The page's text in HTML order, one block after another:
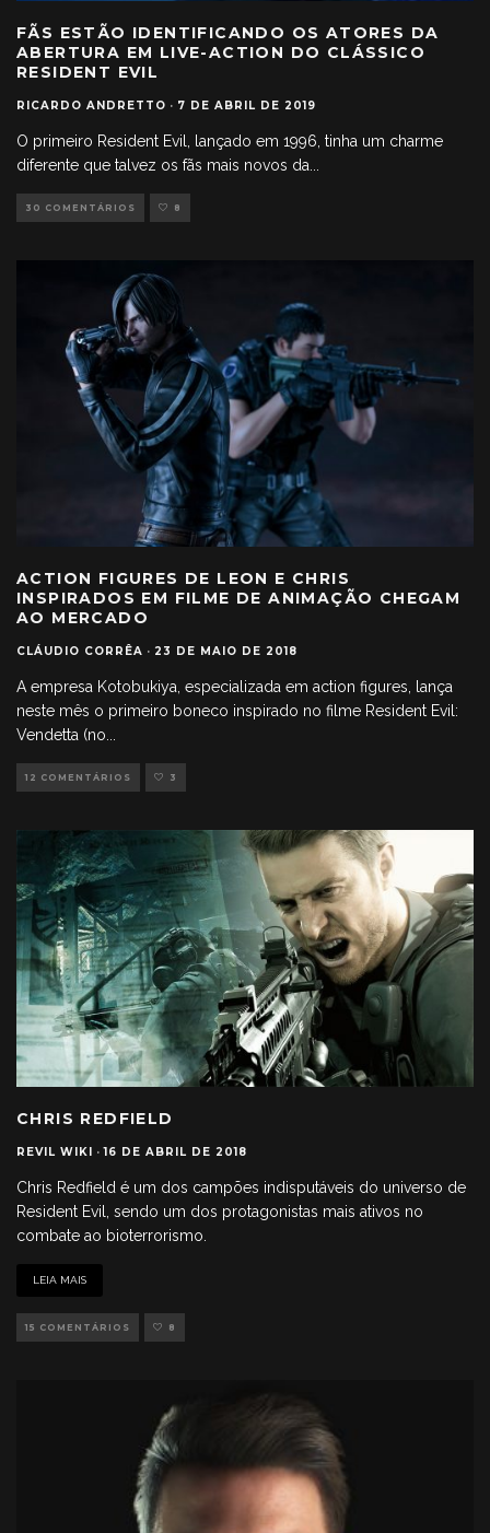
FÃS ESTÃO IDENTIFICANDO OS ATORES DA
ABERTURA EM LIVE-ACTION DO CLÁSSICO
RESIDENT EVIL
RICARDO ANDRETTO · 7 DE ABRIL DE 2019
O primeiro Resident Evil, lançado em 1996, tinha um charme
diferente que talvez os fãs mais novos da
30 COMENTÁRIOS 8
ACTION FIGURES DE LEON E CHRIS
INSPIRADOS EM FILME DE ANIMAÇÃO CHEGAM
AO MERCADO
CLÁUDIO CORRÊA · 23 DE MAIO DE 2018
A empresa Kotobukiya, especializada em action figures, lança
neste mês o primeiro boneco inspirado no filme Resident Evil:
Vendetta (no
12 COMENTÁRIOS 3
CHRIS REDFIELD
REVIL WIKI · 16 DE ABRIL DE 2018
Chris Redfield é um dos campões indisputáveis do universo de
Resident Evil, sendo um dos protagonistas mais ativos no
combate ao bioterrorismo.
LEIA MAIS
15 COMENTÁRIOS 8